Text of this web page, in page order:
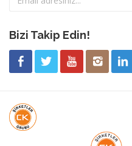
Bizi Takip Edin!